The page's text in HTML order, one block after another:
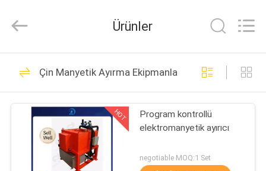
ÜRÜN:%
HAKKIMIZDA
Reserved.
Manyetik Ayırma
Makinesi
158
Ürünler
Çin Manyetik Ayırma Ekipmanları
HOT
Program kontrollü
elektromanyetik ayırıcı
negotiable MOQ:1 Set